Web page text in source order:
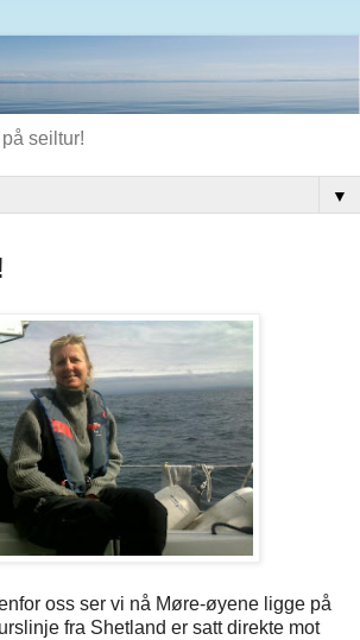
seiltur!
▼
oss ser vi nå Møre-øyene ligge på
fra Shetland er satt direkte mot